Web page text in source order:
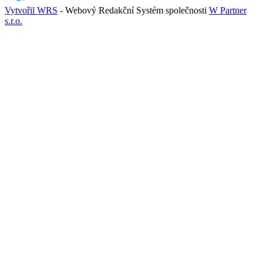
Vytvořil WRS - Webový Redakční Systém společnosti W Partner
s.r.o.